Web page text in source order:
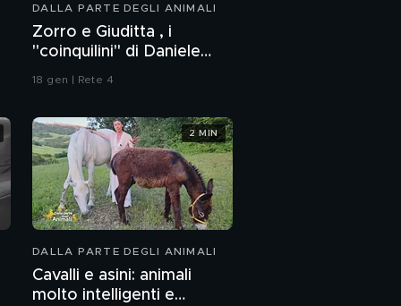
PROSSIMO VIDEO
Egidio
fedele
Legge Brambilla: art. 2
Samuele
DALLA PARTE DEGLI ANIMALI
Zorro e Giuditta , i
"coinquilini" di Daniele
Capezzone
18 gen | Rete 4
DALLA PARTE DEGLI ANIMALI
Cavalli e asini: animali
molto intelligenti e
2 MIN